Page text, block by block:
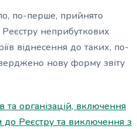
по-перше, прийнято
неприбуткових
віднесення до таких, по-
нову форму звіту
організацій, включення
до Реєстру та виключення з